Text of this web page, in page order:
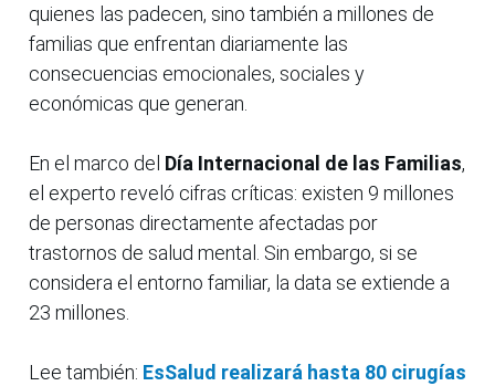
quienes las padecen, sino también a millones de
familias que enfrentan diariamente las
consecuencias emocionales, sociales y
económicas que generan.
En el marco del Día Internacional de las Familias,
el experto reveló cifras críticas: existen 9 millones
de personas directamente afectadas por
trastornos de salud mental. Sin embargo, si se
considera el entorno familiar, la data se extiende a
23 millones.
Lee también: EsSalud realizará hasta 80 cirugías